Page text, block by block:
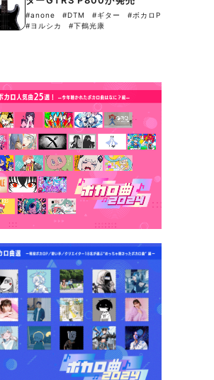
#anone #DTM #ギター
#ボカロP
#ヨルシカ
#下鶴光康